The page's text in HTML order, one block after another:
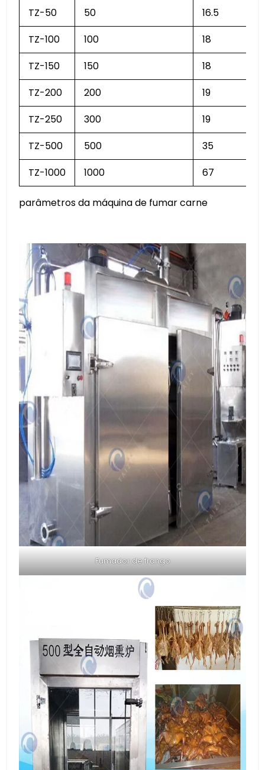
TZ-50 50
16.5
TZ-100
100
18
TZ-150
150
18
TZ-200
200
19
TZ-250
300
19
TZ-500
500
35
TZ-1000
1000 67
parâmetros da máquina de fumar carne
Fumador de frango